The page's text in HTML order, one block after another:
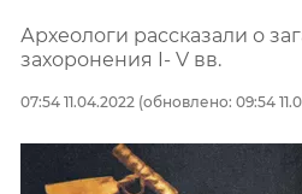
Археологи рассказали о
захоронения I- V вв.
07:54 11.04.2022 (обновлено: 09:54